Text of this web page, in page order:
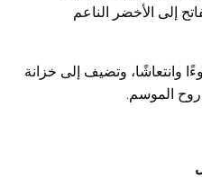
إلى الأخضر الناعم
وانتعاشًا، وتضيف إلى خزانة
روح الموسم.